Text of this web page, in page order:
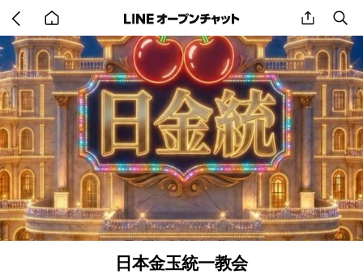
back
to
home
share
日本金玉統一教会